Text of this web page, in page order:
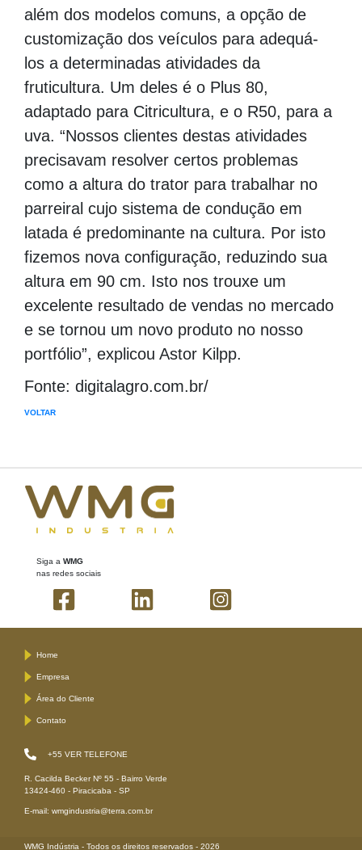
além dos modelos comuns, a opção de
customização dos veículos para adequá-
los a determinadas atividades da
fruticultura. Um deles é o Plus 80,
adaptado para Citricultura, e o R50, para a
uva. “Nossos clientes destas atividades
precisavam resolver certos problemas
como a altura do trator para trabalhar no
parreiral cujo sistema de condução em
latada é predominante na cultura. Por isto
fizemos nova configuração, reduzindo sua
altura em 90 cm. Isto nos trouxe um
excelente resultado de vendas no mercado
e se tornou um novo produto no nosso
portfólio”, explicou Astor Kilpp.
Fonte: digitalagro.com.br/
VOLTAR
Siga a WMG
nas redes sociais
Home
Empresa
Área do Cliente
Contato
+55 VER TELEFONE
R. Cacilda Becker Nº 55 - Bairro Verde
13424-460 - Piracicaba - SP
E-mail: wmgindustria@terra.com.br
WMG Indústria - Todos os direitos reservados - 2026